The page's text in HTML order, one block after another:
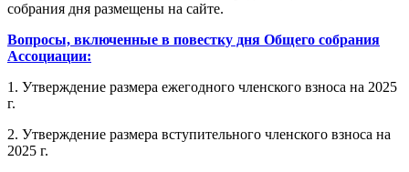
собрания дня размещены на сайте.
Вопросы, включенные в повестку дня Общего собрания
Ассоциации:
1. Утверждение размера ежегодного членского взноса на 2025
г.
2. Утверждение размера вступительного членского взноса на
2025 г.